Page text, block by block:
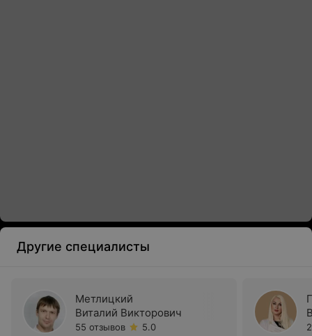
Другие специалисты
Метлицкий
Виталий Викторович
55 отзывов
5.0